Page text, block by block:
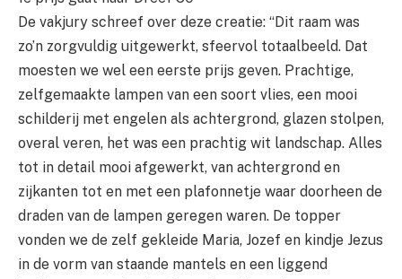
De vakjury schreef over deze creatie: “Dit raam was
zo’n zorgvuldig uitgewerkt, sfeervol totaalbeeld. Dat
moesten we wel een eerste prijs geven. Prachtige,
zelfgemaakte lampen van een soort vlies, een mooi
schilderij met engelen als achtergrond, glazen stolpen,
overal veren, het was een prachtig wit landschap. Alles
tot in detail mooi afgewerkt, van achtergrond en
zijkanten tot en met een plafonnetje waar doorheen de
draden van de lampen geregen waren. De topper
vonden we de zelf gekleide Maria, Jozef en kindje Jezus
in de vorm van staande mantels en een liggend